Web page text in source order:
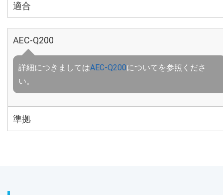
適合
AEC-Q200
詳細につきましてはAEC-Q200についてを参照くださ
い。
準拠